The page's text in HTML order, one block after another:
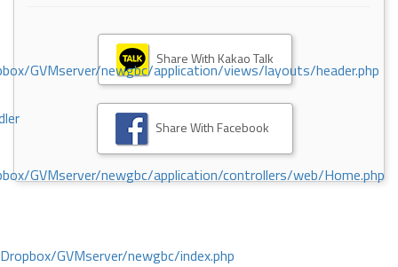
GVMserver/newgbc/application/views/layouts/header.php
GVMserver/newgbc/application/controllers/web/Home.php
GVMserver/newgbc/index.php
Share With Kakao Talk
Share With Facebook